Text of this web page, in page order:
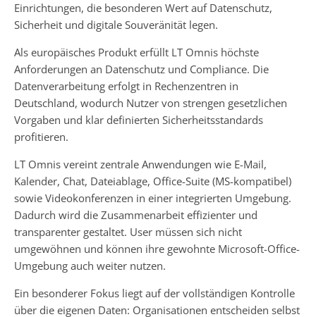
Einrichtungen, die besonderen Wert auf Datenschutz,
Sicherheit und digitale Souveränität legen.
Als europäisches Produkt erfüllt LT Omnis höchste
Anforderungen an Datenschutz und Compliance. Die
Datenverarbeitung erfolgt in Rechenzentren in
Deutschland, wodurch Nutzer von strengen gesetzlichen
Vorgaben und klar definierten Sicherheitsstandards
profitieren.
LT Omnis vereint zentrale Anwendungen wie E-Mail,
Kalender, Chat, Dateiablage, Office-Suite (MS-kompatibel)
sowie Videokonferenzen in einer integrierten Umgebung.
Dadurch wird die Zusammenarbeit effizienter und
transparenter gestaltet. User müssen sich nicht
umgewöhnen und können ihre gewohnte Microsoft-Office-
Umgebung auch weiter nutzen.
Ein besonderer Fokus liegt auf der vollständigen Kontrolle
über die eigenen Daten: Organisationen entscheiden selbst